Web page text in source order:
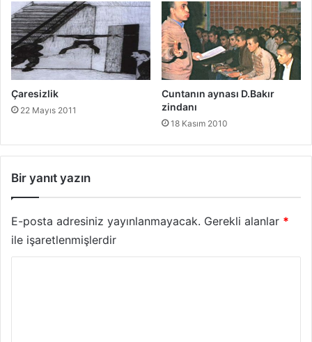
Çaresizlik
22 Mayıs 2011
Cuntanın aynası D.Bakır
zindanı
18 Kasım 2010
Bir yanıt yazın
E-posta adresiniz yayınlanmayacak. Gerekli alanlar *
ile işaretlenmişlerdir